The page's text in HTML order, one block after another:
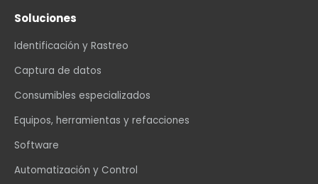
Soluciones
Identificación y Rastreo
Captura de datos
Consumibles especializados
Equipos, herramientas y refacciones
Software
Automatización y Control